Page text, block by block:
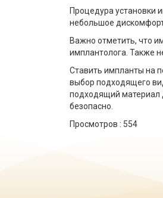
Процедура установки
небольшое
Важно отметить, что
имплантолога. Также
Ставить импланты на
выбор подходящего
подходящий материал
безопасно.
Просмотров : 554